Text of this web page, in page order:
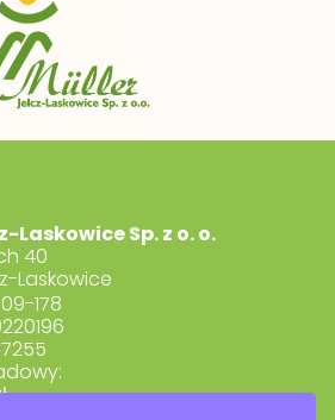
Laskowice Sp. z o. o.
40
Laskowice
178